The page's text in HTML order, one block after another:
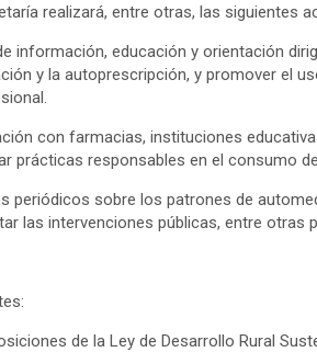
realizará, entre otras, las siguientes
información, educación y orientación
y la autoprescripción, y promover el
con farmacias, instituciones
prácticas responsables en el consumo
periódicos sobre los patrones de
las intervenciones públicas, entre otras
de la Ley de Desarrollo Rural